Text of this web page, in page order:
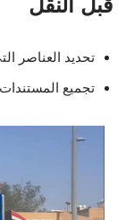
قبل النقل
تحديد العناصر
تجميع